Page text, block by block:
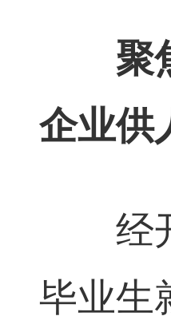
聚焦
企业供
经开
毕业生